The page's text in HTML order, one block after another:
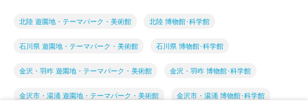
北陸 遊園地・テーマパーク・美術館 北陸 博物館･科学館
石川県 遊園地・テーマパーク・美術館 石川県 博物館･科学館
金沢・羽咋 遊園地・テーマパーク・美術館 金沢・羽咋 博物館･科学館
金沢市・湯涌 遊園地・テーマパーク・美術館 金沢市・湯涌 博物館･科学館